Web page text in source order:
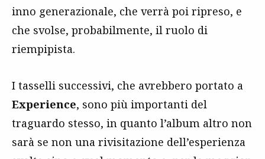
inno generazionale, che verrà poi ripreso, e
che svolse, probabilmente, il ruolo di
riempipista.
I tasselli successivi, che avrebbero portato a
Experience, sono più importanti del
traguardo stesso, in quanto l’album altro non
sarà se non una rivisitazione dell’esperienza